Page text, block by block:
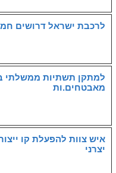
לרכבת ישראל דרושים
למתקן תשתיות ממשלתי
מאבטחים.ות
איש צוות להפעלת קו
יצרני